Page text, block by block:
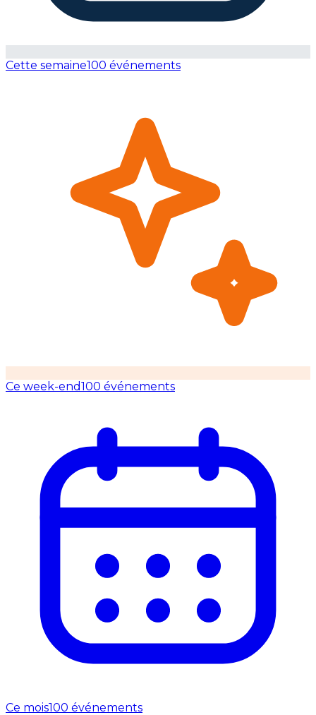
Cette semaine100 événements
Ce week-end100 événements
Ce mois100 événements